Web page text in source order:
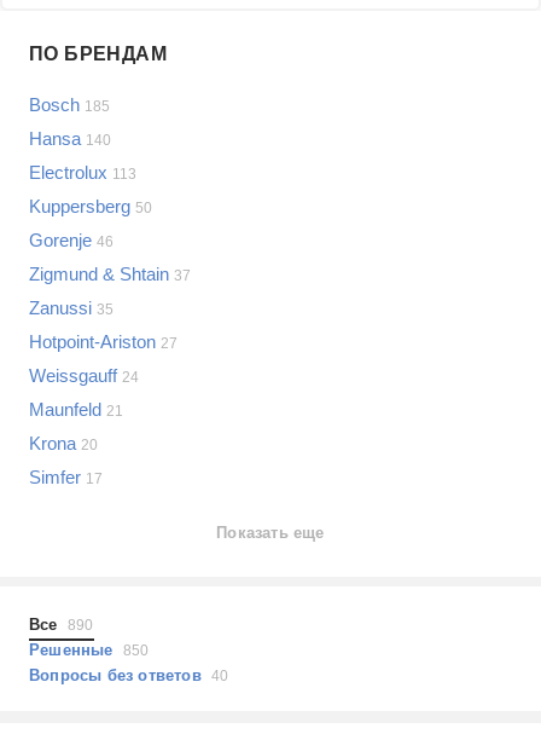
LG
Sony
Bosch
Asus
Lenovo
Indesit
JBL
Показать еще
Проблемы по категориям
Варочные панели
Сотовые телефоны
Планшеты
Наушники
Выберите...
не включается
ПО БРЕНДАМ
Bosch 185
Hansa 140
Electrolux 113
Kuppersberg 50
Gorenje 46
Zigmund & Shtain 37
Zanussi 35
Hotpoint-Ariston 27
Weissgauff 24
Maunfeld 21
Krona 20
Simfer 17
Показать еще
Все 890
Решенные 850
Вопросы без ответов40